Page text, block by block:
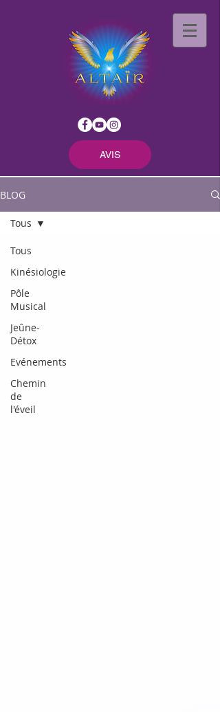
AVIS
BLOG
Tous
Kinésiologie
Pôle
Musical
Jeûne-
Détox
Evénements
Chemin
de
l'éveil
Tous